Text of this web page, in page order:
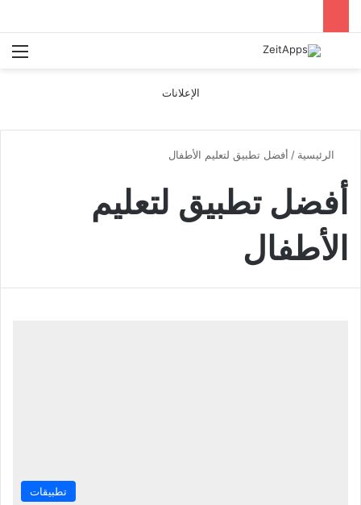
بحث عن
الإعلانات
الرئيسية / أفضل تطبيق لتعليم الأطفال
أفضل تطبيق لتعليم
الأطفال
تطبيقات